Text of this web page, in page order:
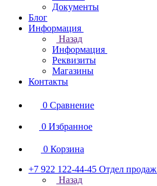
Документы
Блог
Информация
Назад
Информация
Реквизиты
Магазины
Контакты
0 Сравнение
0 Избранное
0 Корзина
+7 922 122-44-45 Отдел продаж
Назад